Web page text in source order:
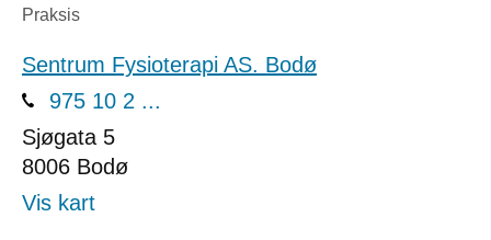
Praksis
Sentrum Fysioterapi AS. Bodø
975 10 2 ...
Sjøgata 5
8006 Bodø
Vis kart